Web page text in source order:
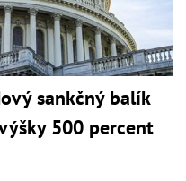
sankčný balík
500 percent